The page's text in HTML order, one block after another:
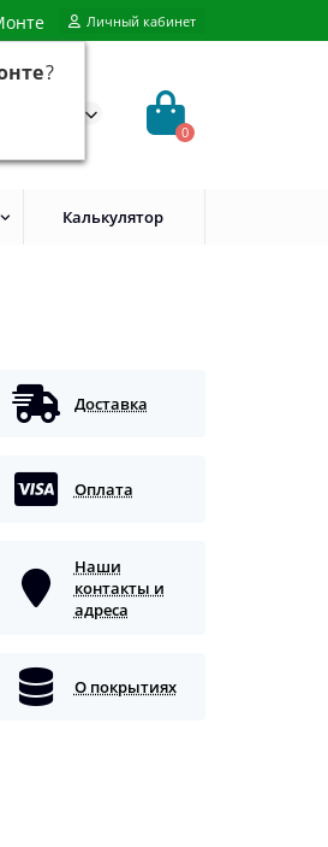
?
Личный кабинет
0
Калькулятор
Доставка
Оплата
Наши
контакты и
адреса
О покрытиях